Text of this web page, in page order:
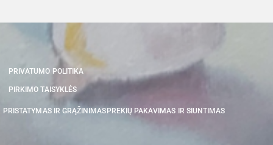
PRIVATUMO POLITIKA
PIRKIMO TAISYKLĖS
PRISTATYMAS IR GRĄŽINIMAS PREKIŲ PAKAVIMAS IR SIUNTIMAS